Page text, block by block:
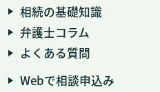
相続の基礎知識
弁護士コラム
よくある質問
Webで相談申込み